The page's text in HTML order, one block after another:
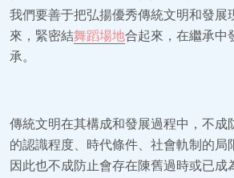
我們要善于把弘揚優秀傳統文明和發展
來，緊密結舞蹈場地合起來，在繼承中
承。
傳統文明在其構成和發展過程中，不成
的認識程度、時代條件、社會軌制的局
因此也不成防止會存在陳舊過時或已成